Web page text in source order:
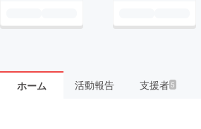
ホーム 活動報告 支援者5